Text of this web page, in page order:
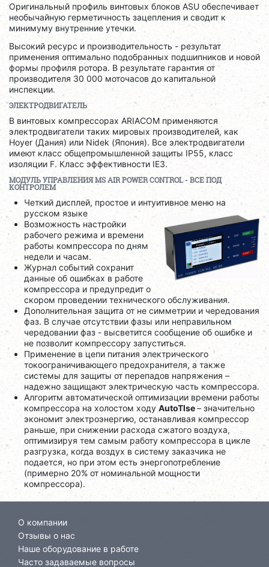
Оригинальный профиль винтовых блоков ASU обеспечивает
необычайную герметичность зацепления и сводит к
минимуму внутренние утечки.
Высокий ресурс и производительность - результат
применения оптимально подобранных подшипников и новой
формы профиля ротора. В результате гарантия от
производителя 30 000 моточасов до капитальной
инспекции.
ЭЛЕКТРОДВИГАТЕЛЬ
В винтовых компрессорах ARIACOM применяются
электродвигатели таких мировых производителей, как
Hoyer (Дания) или Nidek (Япония). Все электродвигатели
имеют класс общепромышленной защиты IP55, класс
изоляции F. Класс эффективности IE3.
МОДУЛЬ УПРАВЛЕНИЯMSAIRPOWERCONTROL- ВСЕ ПОД
КОНТРОЛЕМ
Четкий дисплей, простое и интуитивное меню на
русском языке
Возможность настройки
рабочего режима и времени
работы компрессора по дням
недели и часам.
Журнал событий сохранит
данные об ошибках в работе
компрессора и предупредит о
скором проведении технического обслуживания.
Дополнительная защита от не симметрии и чередования
фаз. В случае отсутствии фазы или неправильном
чередовании фаз - высветится сообщение об ошибке и
не позволит компрессору запуститься.
Применение в цепи питания электрического
токоограничивающего предохранителя, а также
системы для защиты от перепадов напряжения –
надежно защищают электрическую часть компрессора.
Алгоритм автоматической оптимизации времени работы
компрессора на холостом ходу AutoTlse– значительно
экономит электроэнергию, останавливая компрессор
раньше, при снижении расхода сжатого воздуха,
оптимизируя тем самым работу компрессора в цикле
разгрузка, когда воздух в систему заказчика не
подается, но при этом есть энергопотребление
(примерно 20% от номинальной мощности
компрессора).
О компании
Отзывы о нас
Наше оборудование в работе
Часто задаваемые вопросы